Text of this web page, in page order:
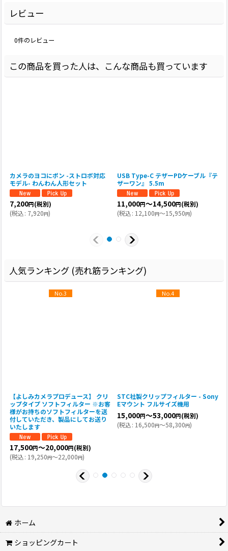
レビュー
0件のレビュー
この商品を買った人は、こんな商品も買っています
カメラのヨコにポン -ストロボ対応
モデル- わんわん人形セット
7,200円(税別)
(税込: 7,920円)
USB Type-C テザーPDケーブル『テ
ザーワン』 5.5m
11,000円～14,500円(税別)
(税込: 12,100円～15,950円)
人気ランキング (売れ筋ランキング)
No.3
【よしみカメラプロデュース】 クリ
ップタイプ ソフトフィルター ※お客
様がお持ちのソフトフィルターを送
付していただき、製品にしてお送り
いたします
17,500円～20,000円(税別)
(税込: 19,250円～22,000円)
No.4
STC社製クリップフィルター - Sony
Eマウント フルサイズ機用
15,000円～53,000円(税別)
(税込: 16,500円～58,300円)
ホーム
ショッピングカート